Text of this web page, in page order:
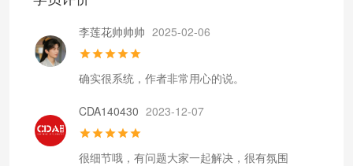
李莲花帅帅帅 2025-02-06
确实很系统，作者非常用心的说。
CDA140430 2023-12-07
很细节哦，有问题大家一起解决，很有氛围